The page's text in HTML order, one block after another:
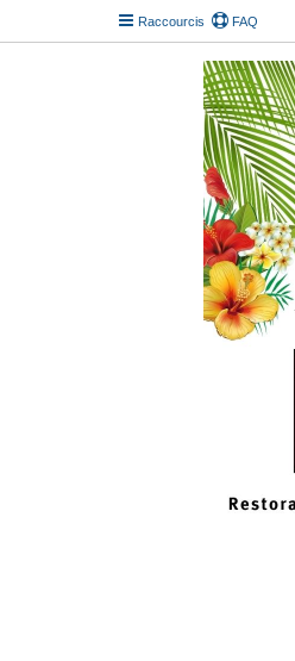
Raccourcis FAQ